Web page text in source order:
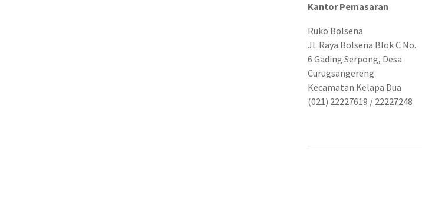
Kantor Pemasaran
Ruko Bolsena
Jl. Raya Bolsena Blok C No.
6 Gading Serpong, Desa
Curugsangereng
Kecamatan Kelapa Dua
(021) 22227619 / 22227248